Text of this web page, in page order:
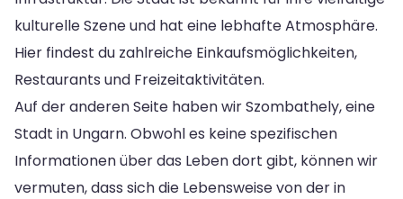
kulturelle Szene und hat eine lebhafte Atmosphäre.
Hier findest du zahlreiche Einkaufsmöglichkeiten,
Restaurants und Freizeitaktivitäten.
Auf der anderen Seite haben wir Szombathely, eine
Stadt in Ungarn. Obwohl es keine spezifischen
Informationen über das Leben dort gibt, können wir
vermuten, dass sich die Lebensweise von der in